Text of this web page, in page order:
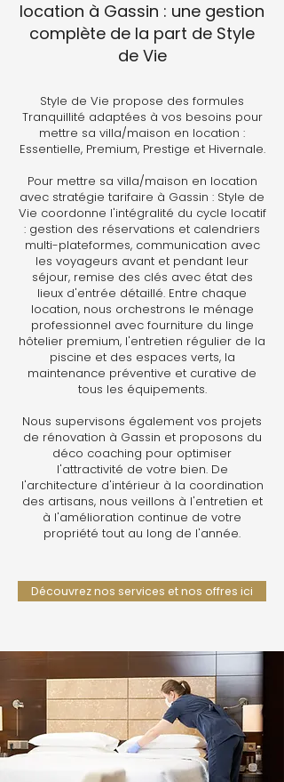
location à Gassin : une gestion
complète de la part de Style
de Vie
Style de Vie propose des formules
Tranquillité adaptées à vos besoins pour
mettre sa villa/maison en location :
Essentielle, Premium, Prestige et Hivernale.
Pour mettre sa villa/maison en location
avec stratégie tarifaire à Gassin : Style de
Vie coordonne l'intégralité du cycle locatif
: gestion des réservations et calendriers
multi-plateformes, communication avec
les voyageurs avant et pendant leur
séjour, remise des clés avec état des
lieux d'entrée détaillé. Entre chaque
location, nous orchestrons le ménage
professionnel avec fourniture du linge
hôtelier premium, l'entretien régulier de la
piscine et des espaces verts, la
maintenance préventive et curative de
tous les équipements.
Nous supervisons également vos projets
de rénovation à Gassin et proposons du
déco coaching pour optimiser
l'attractivité de votre bien. De
l'architecture d'intérieur à la coordination
des artisans, nous veillons à l'entretien et
à l'amélioration continue de votre
propriété tout au long de l'année.
Découvrez nos services et nos offres ici